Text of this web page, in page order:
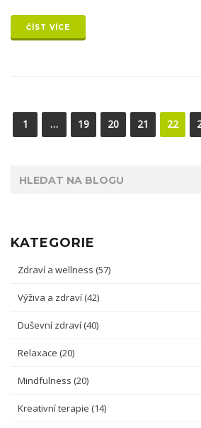
těch, kteří pravidelně posilují.
ČÍST VÍCE
1 … 19 20 21 22
KATEGORIE
Zdraví a wellness (57)
Výživa a zdraví (42)
Duševní zdraví (40)
Relaxace (20)
Mindfulness (20)
Kreativní terapie (14)